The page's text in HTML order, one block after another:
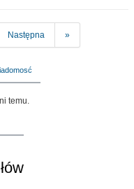
Następna »
temu.